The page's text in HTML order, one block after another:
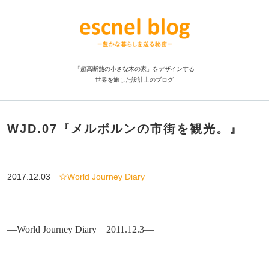
「超高断熱の小さな木の家」をデザインする
世界を旅した設計士のブログ
WJD.07『メルボルンの市街を観光。』
2017.12.03 ☆World Journey Diary
―World Journey Diary 2011.12.3―